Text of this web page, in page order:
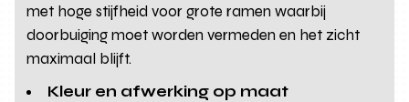
met hoge stijfheid voor grote ramen waarbij
doorbuiging moet worden vermeden en het zicht
maximaal blijft.
Kleur en afwerking op maat